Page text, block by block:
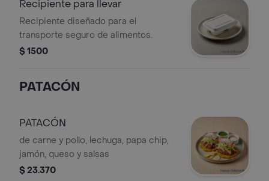
Recipiente para llevar
Recipiente diseñado para el
transporte seguro de alimentos.
$ 1500
PATACÓN
PATACÓN
de carne y pollo, lechuga, papa chip,
jamón, queso y salsas
$ 23.370